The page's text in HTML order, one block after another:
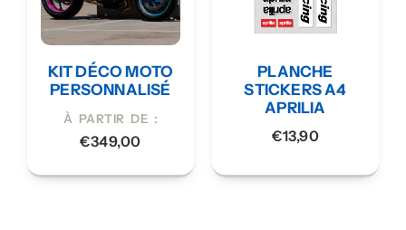
KIT DÉCO MOTO
PERSONNALISÉ
À PARTIR DE :
€349,00
PLANCHE
STICKERS A4
APRILIA
€13,90